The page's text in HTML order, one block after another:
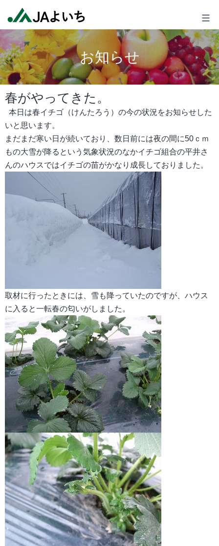
テ
ン
ツ
へ
ス
キ
プ
よ
い
ち
お知らせ
春がやってきた。
本日は春イチゴ（けんたろう）の今の状況をお知らせした
いと思います。
まだまだ寒い日が続いており、数日前には夜の間に50 ｃｍ
もの大雪が降るという気象状況のなかイチゴ組合の平井さ
んのハウスではイチゴの苗がかなり成長しておりました。
取材に行ったときには、雪も降っていたのですが、ハウス
に入ると一転春の匂いがしました。